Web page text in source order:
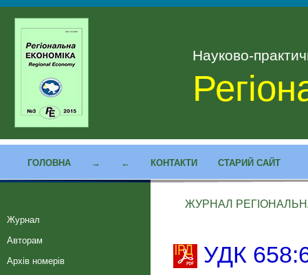
Науково-
ГОЛОВНА → ← КОНТАКТИ СТАРИЙ САЙТ
Журнал
Авторам
Архів номерів
ЖУРНАЛ
УДК